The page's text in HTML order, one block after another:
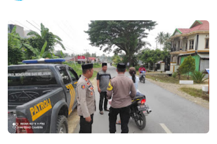
By
Raushan
Design
With
Shroff
Templates